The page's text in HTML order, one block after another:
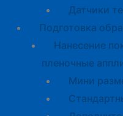
Датчики
Подготовка
Нанесение
пленочные
Мини